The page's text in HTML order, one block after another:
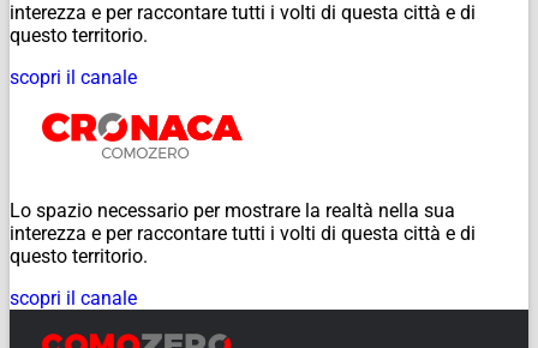
interezza e per raccontare tutti i volti di questa città e di
questo territorio.
scopri il canale
Lo spazio necessario per mostrare la realtà nella sua
interezza e per raccontare tutti i volti di questa città e di
questo territorio.
scopri il canale